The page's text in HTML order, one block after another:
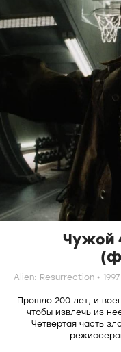
Чужой
Alien: Resurrection 1997
Прошло 200 лет, и
чтобы извлечь из
Четвертая часть